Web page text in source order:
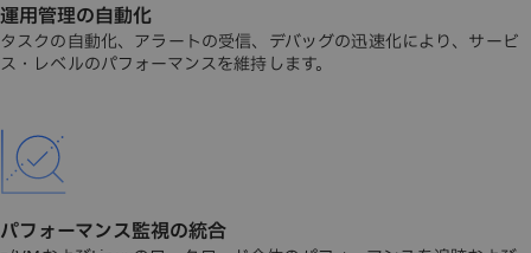
運用管理の自動化
タスクの自動化、アラートの受信、デバッグの迅速化により、サービ
ス・レベルのパフォーマンスを維持します。
パフォーマンス監視の統合